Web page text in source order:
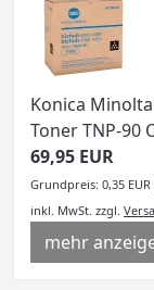
Konica
Toner TNP-90
69,95 EUR
Grundpreis: 0,35
inkl. MwSt. zzgl.
mehr